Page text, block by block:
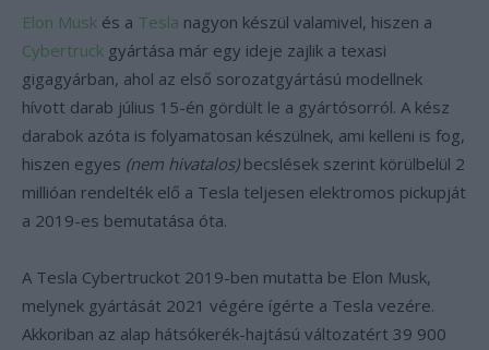
Elon Musk és a Tesla nagyon készül valamivel, hiszen a
Cybertruck gyártása már egy ideje zajlik a texasi
gigagyárban, ahol az első sorozatgyártású modellnek
hívott darab július 15-én gördült le a gyártósorról. A kész
darabok azóta is folyamatosan készülnek, ami kelleni is fog,
hiszen egyes (nem hivatalos)becslések szerint körülbelül 2
millióan rendelték elő a Tesla teljesen elektromos pickupját
a 2019-es bemutatása óta.
A Tesla Cybertruckot 2019-ben mutatta be Elon Musk,
melynek gyártását 2021 végére ígérte a Tesla vezére.
Akkoriban az alap hátsókerék-hajtású változatért 39 900